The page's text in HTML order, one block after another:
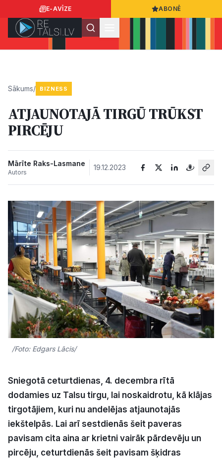
E-AVĪZE ABONĒ
Ziņas
Dzīvesstils
Sports
Kultūra
Bizness
Video
Vieta
Sludinājumi
Pasākumi
Politiskā reklāma
Sākums/ BIZNESS
ATJAUNOTAJĀ TIRGŪ TRŪKST
PIRCĒJU
Mārīte Raks-Lasmane
Autors
19.12.2023
/Foto: Edgars Lācis/
Sniegotā ceturtdienas, 4. decembra rītā
dodamies uz Talsu tirgu, lai noskaidrotu, kā klājas
tirgotājiem, kuri nu andelējas atjaunotajās
iekštelpās. Lai arī sestdienās šeit paveras
pavisam cita aina ar krietni vairāk pārdevēju un
pircēju, ceturtdienās šeit pavisam šķidras